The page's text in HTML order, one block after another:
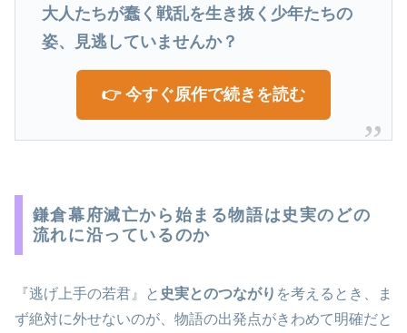
大人たちが蠢く戦乱を生き抜く少年たちの
姿、見逃していませんか？
👉 今すぐ原作で続きを読む
鎌倉幕府滅亡から始まる物語は史実のどの
流れに沿っているのか
『逃げ上手の若君』と 史実とのつながり を考えるとき、ま
ず絶対に外せないのが、物語の出発点がきわめて明確だと